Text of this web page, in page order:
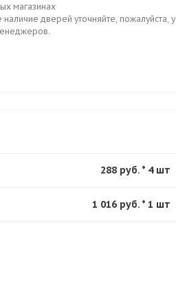
магазинах
наличие дверей уточняйте, пожалуйста, у
288 руб. * 4 шт
1 016 руб. * 1 шт